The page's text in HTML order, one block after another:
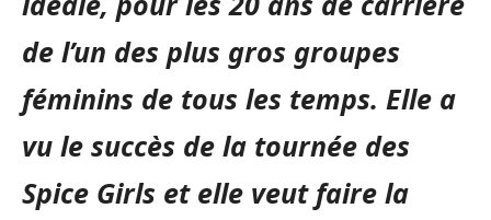
de l’un des plus gros groupes
féminins de tous les temps. Elle a
vu le succès de la tournée des
Spice Girls et elle veut faire la